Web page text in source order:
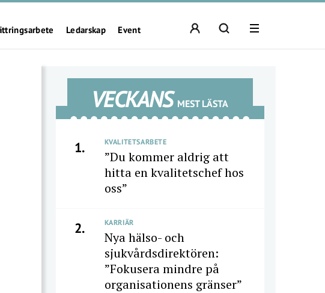
Ledarskap Event
VECKANS MEST LÄSTA
1. KVALITETSARBETE
”Du kommer aldrig att
hitta en kvalitetschef hos
oss”
2. KARRIÄR
Nya hälso- och
sjukvårdsdirektören:
”Fokusera mindre på
organisationens gränser”